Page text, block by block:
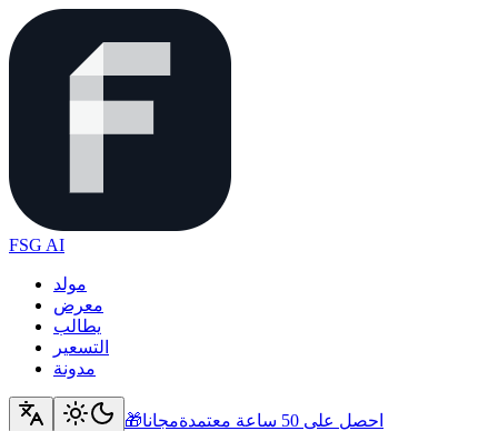
FSG AI
مولد
معرض
يطالب
التسعير
مدونة
🎁 احصل على 50 ساعة معتمدة مجانا